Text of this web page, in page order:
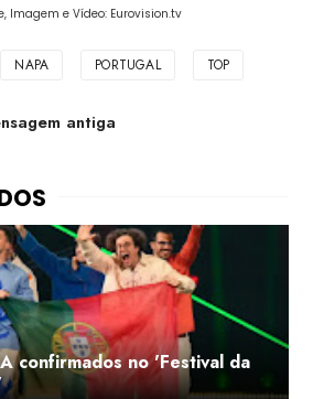
Imagem e Vídeo: Eurovision.tv
NAPA PORTUGAL TOP
antiga
confirmados no 'Festival da